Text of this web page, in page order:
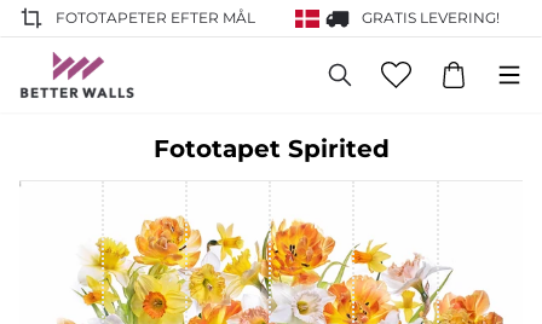
FOTOTAPETER EFTER MÅL GRATIS LEVERING!
Fototapet Spirited